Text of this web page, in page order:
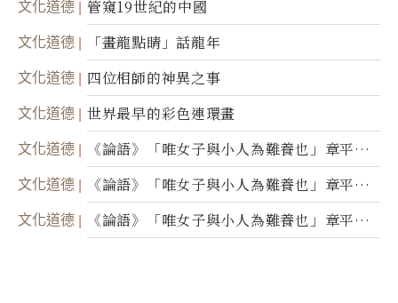
文化道德 管窺19世紀的中國
文化道德 「畫龍點睛」話龍年
文化道德 四位相師的神異之事
文化道德 世界最早的彩色連環畫
文化道德
《論語》「唯女子與小人為難養也」章平議
（三）
文化道德
《論語》「唯女子與小人為難養也」章平議
（二）
文化道德
《論語》「唯女子與小人為難養也」章平議
（一）